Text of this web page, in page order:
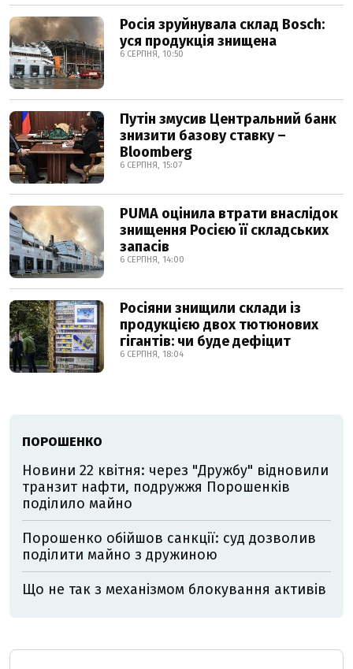
Росія зруйнувала склад Bosch:
уся продукція знищена
6 СЕРПНЯ, 10:50
Путін змусив Центральний банк
знизити базову ставку –
Bloomberg
6 СЕРПНЯ, 15:07
PUMA оцінила втрати внаслідок
знищення Росією її складських
запасів
6 СЕРПНЯ, 14:00
Росіяни знищили склади із
продукцією двох тютюнових
гігантів: чи буде дефіцит
6 СЕРПНЯ, 18:04
ПОРОШЕНКО
Новини 22 квітня: через "Дружбу" відновили
транзит нафти, подружжя Порошенків
поділило майно
Порошенко обійшов санкції: суд дозволив
поділити майно з дружиною
Що не так з механізмом блокування активів